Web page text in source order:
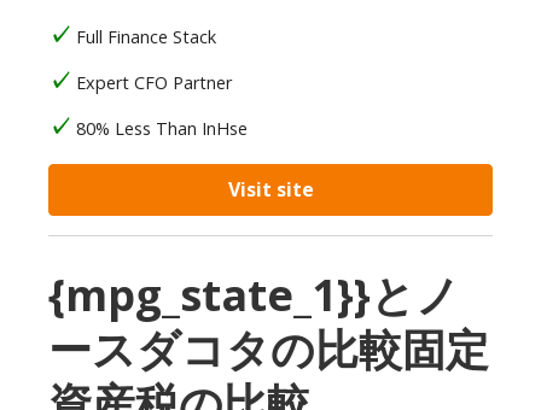
Full Finance Stack
Expert CFO Partner
80% Less Than InHse
Visit site
{mpg_state_1}}とノ
ースダコタの比較固定